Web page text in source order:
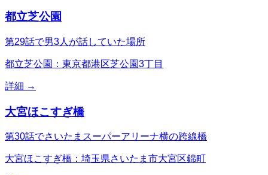
都立芝公園
第29話で男3人が話していた場所
都立芝公園：東京都港区芝公園3丁目
詳細 →
大宮ほこすぎ橋
第30話でさいたまスーパーアリーナ横の跨線橋
大宮ほこすぎ橋：埼玉県さいたま市大宮区錦町